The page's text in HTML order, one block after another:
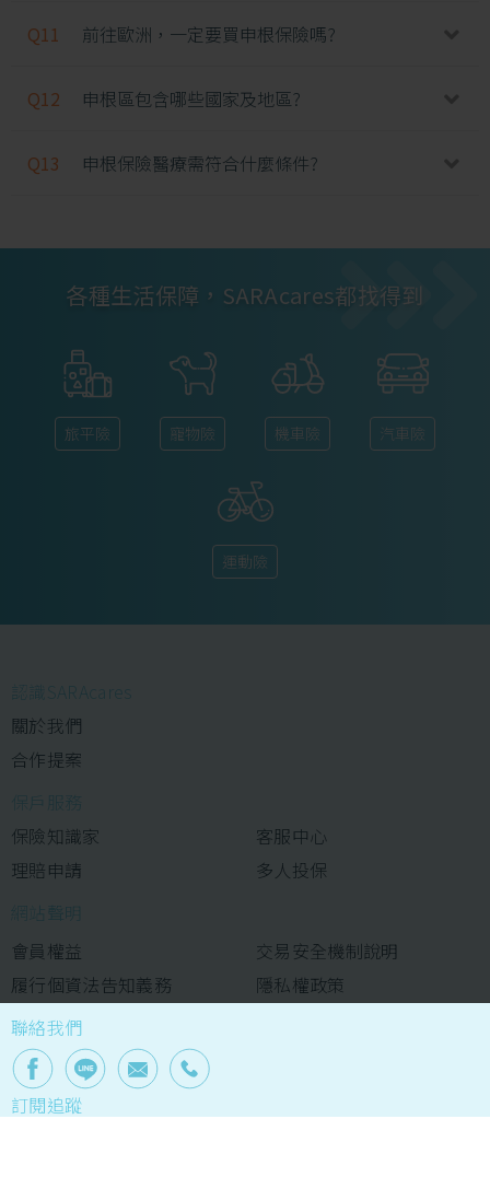
Q11 前往歐洲，一定要買申根保險嗎?
Q12 申根區包含哪些國家及地區?
Q13 申根保險醫療需符合什麼條件?
各種生活保障，SARAcares都找得到
旅平險 寵物險 機車險 汽車險
運動險
認識SARAcares
關於我們
合作提案
保戶服務
保險知識家
理賠申請
客服中心
多人投保
網站聲明
會員權益
履行個資法告知義務
交易安全機制說明
隱私權政策
聯絡我們
訂閱追蹤